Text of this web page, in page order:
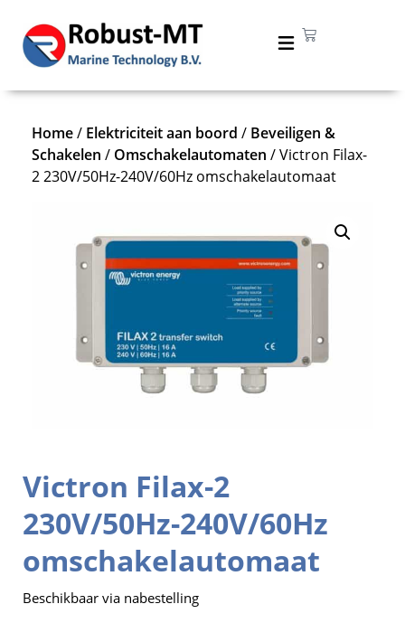
Victron Filax-2
230V/50Hz-240V/60Hz
omschakelautomaat
Beschikbaar via nabestelling
Home/ Elektriciteit aan boord / Beveiligen &
Schakelen / Omschakelautomaten / Victron Filax-
2 230V/50Hz-240V/60Hz omschakelautomaat